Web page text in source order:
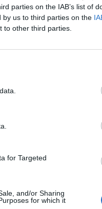
parties on the IAB’s list of
by us to third parties on the
to other third parties.
for Targeted
and/or Sharing
for which it
Abends zu